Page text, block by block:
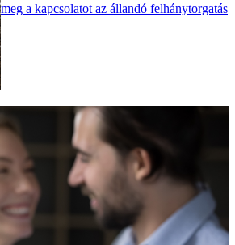
meg a kapcsolatot az állandó felhánytorgatás